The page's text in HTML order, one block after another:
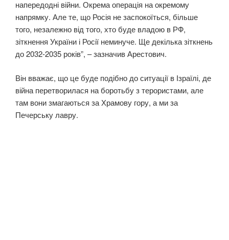
напередодні війни. Окрема операція на окремому
напрямку. Але те, що Росія не заспокоїться, більше
того, незалежно від того, хто буде владою в РФ,
зіткнення України і Росії неминуче. Ще декілька зіткнень
до 2032-2035 років”, – зазначив Арестович.
Він вважає, що це буде подібно до ситуації в Ізраїлі, де
війна перетворилася на боротьбу з терористами, але
там вони змагаються за Храмову гору, а ми за
Печерську лавру.